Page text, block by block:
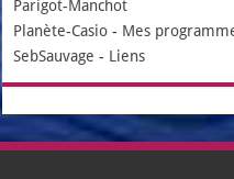
Parigot-Manchot
Planète-Casio - Mes
SebSauvage - Liens